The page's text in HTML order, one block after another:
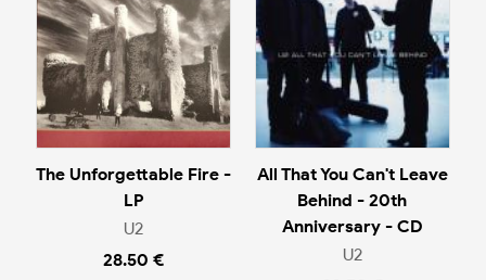
The Unforgettable Fire -
LP
U2
28.50 €
All That You Can't Leave
Behind - 20th
Anniversary - CD
U2